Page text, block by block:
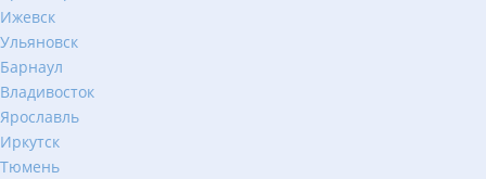
Ижевск
Ульяновск
Барнаул
Владивосток
Ярославль
Иркутск
Тюмень